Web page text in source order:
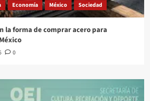
Economía México Sociedad
la forma de comprar acero para
0